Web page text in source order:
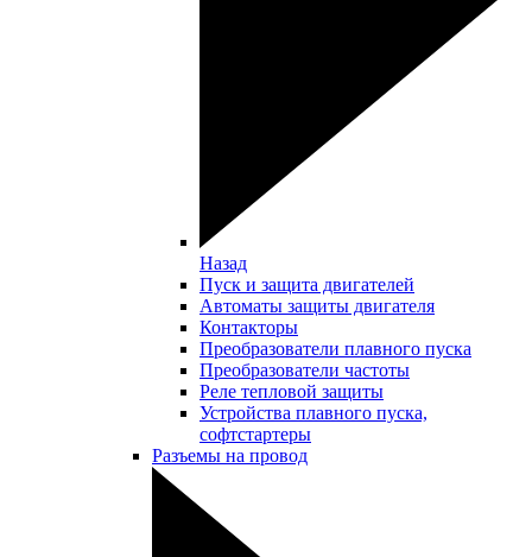
Назад
Пуск и защита двигателей
Автоматы защиты двигателя
Контакторы
Преобразователи плавного пуска
Преобразователи частоты
Реле тепловой защиты
Устройства плавного пуска,
софтстартеры
Разъемы на провод